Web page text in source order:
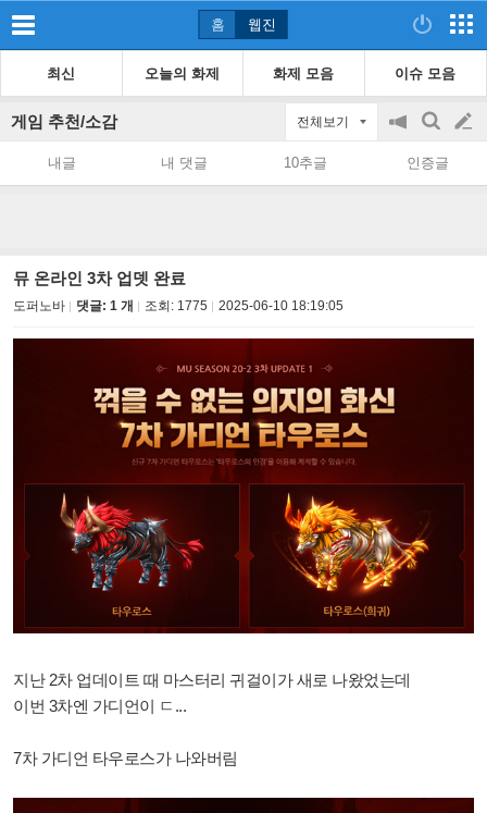
홈 웹진
최신 오늘의 화제 화제 모음 이슈 모음
게임 추천/소감 전체보기
공
on/off
검
색
글
쓰
내글 내 댓글 10추글 인증글
뮤 온라인 3차 업뎃 완료
도퍼노바 댓글: 1 개 조회: 1775 2025-06-10 18:19:05
지난 2차 업데이트 때 마스터리 귀걸이가 새로 나왔었는데
이번 3차엔 가디언이 ㄷ...
7차 가디언 타우로스가 나와버림